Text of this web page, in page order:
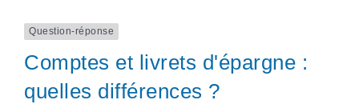
Question-réponse
Comptes et livrets d'épargne :
quelles différences ?